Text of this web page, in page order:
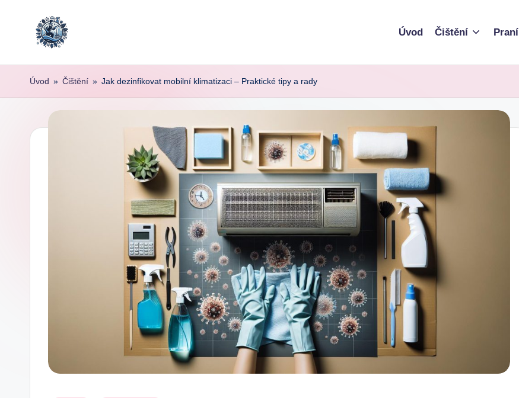
content
Úvod Čištění Praní
Úvod » Čištění » Jak dezinfikovat mobilní klimatizaci – Praktické tipy a rady